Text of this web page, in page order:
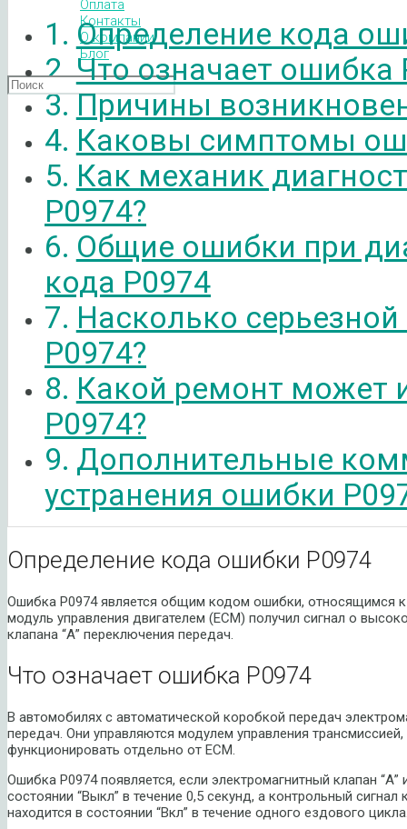
Оплата
Контакты
О компании
Блог
Определение кода
Что означает ошибка
Причины
Каковы симптомы
Как механик
P0974?
Общие ошибки при
кода P0974
Насколько
P0974?
Какой ремонт может
P0974?
Дополнительные
устранения ошибки
Определение кода ошибки P0974
Ошибка P0974 является общим кодом ошибки, относящимся
модуль управления двигателем (ECM) получил сигнал о
клапана “А” переключения передач.
Что означает ошибка P0974
В автомобилях с автоматической коробкой передач
передач. Они управляются модулем управления
функционировать отдельно от ECM.
Ошибка P0974 появляется, если электромагнитный клапан
состоянии “Выкл” в течение 0,5 секунд, а контрольный
находится в состоянии “Вкл” в течение одного ездового